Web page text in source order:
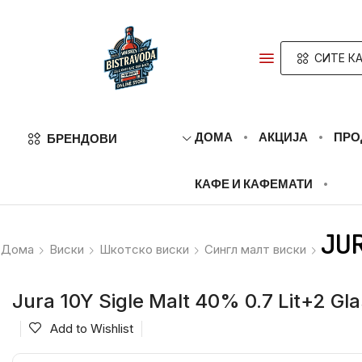
СИТЕ
БРЕНДОВИ ДОМА АКЦИЈА
КАФЕ И КАФЕМАТИ
Дома Виски Шкотско виски Сингл малт виски
Jura 10Y Sigle Malt 40% 0.7 Lit+2
Add to Wishlist